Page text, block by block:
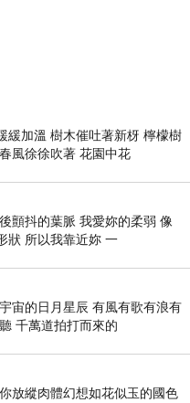
緩加溫 樹木催吐著新枒 檸檬樹
風徐徐吹著 花園中花
顫抖的葉脈 我愛妳的柔弱 像
狀 所以我靠近妳 一
宙的日月星辰 有風有歌有浪有
千萬道拍打而來的
放縱肉體幻想如花似玉的國色